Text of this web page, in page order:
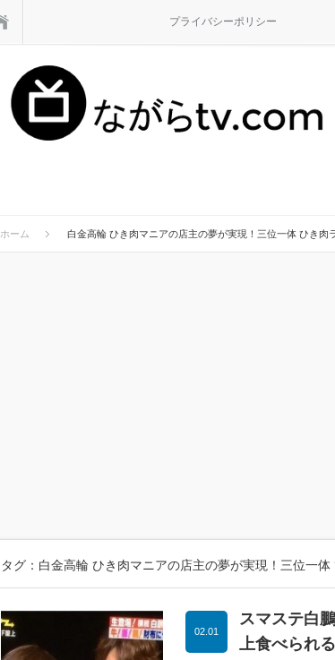
プライバシーポリシー
ホーム 白金高輪 ひき肉マニアの店主の夢が実現！三位一体 ひき肉
タグ：白金高輪 ひき肉マニアの店主の夢が実現！三位一
スマステ白
上食べられ
02.01